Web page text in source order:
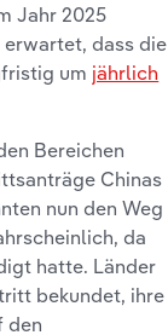
Jahr 2025
dass die
um jährlich
Bereichen
Chinas
nun den Weg
da
hatte. Länder
bekundet, ihre
den